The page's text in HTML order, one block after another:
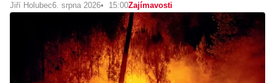
Jiří Holubec6. srpna 2026 15:00Zajímavosti